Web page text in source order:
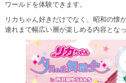
ワールドを体験できます。
リカちゃん好きだけでなく、昭和の懐
連れまで幅広い層が楽しめる内容となっ